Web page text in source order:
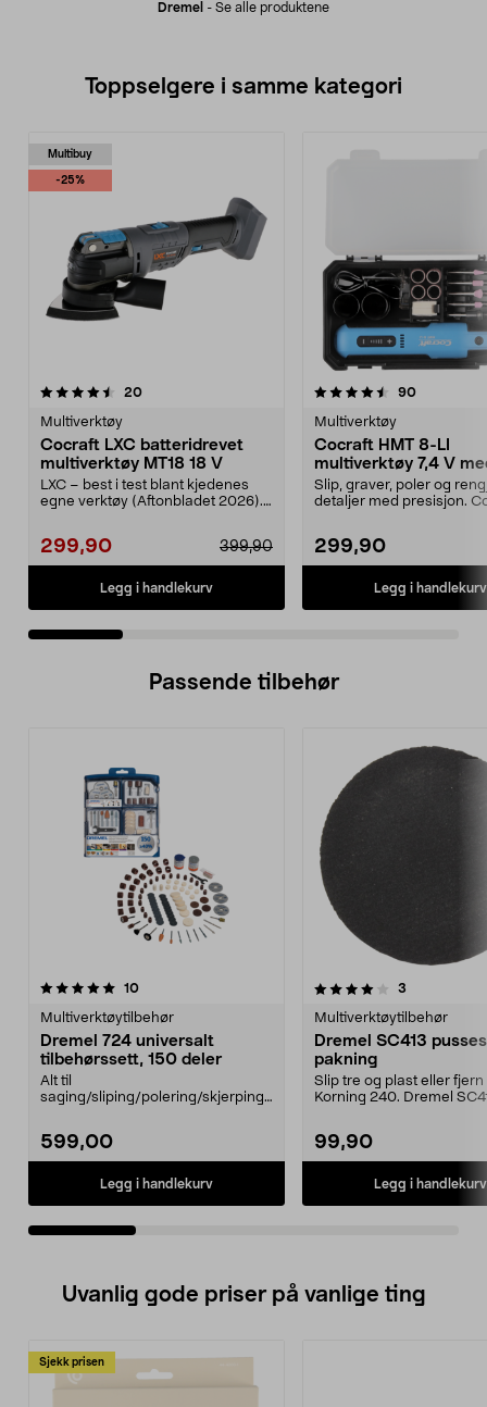
Dremel - Se alle produktene
Toppselgere i samme kategori
Multibuy
-25%
20anmeldelser
Multiverktøy
Cocraft LXC batteridrevet
multiverktøy MT18 18 V
LXC – best i test blant kjedenes
egne verktøy (Aftonbladet 2026).
299,90 399,90
Legg i handlekurv
4.5 av 5 stjerner 90
Multiverktøy
Cocraft HMT 8-LI
multiverktøy 7,4 V
tilbehør
Slip, graver, poler og
detaljer med presisjon.
299,90
Legg i handlekurv
4.5 av 5 stjerner
Passende tilbehør
10anmeldelser
Multiverktøytilbehør
Dremel 724 universalt
tilbehørssett, 150 deler
Alt til
saging/sliping/polering/skjerping
599,00
Legg i handlekurv
4.0av 5 stjerner 3
Multiverktøytilbehør
Dremel SC413
pakning
Slip tre og plast eller fjern
Korning 240. Dremel
99,90
Legg i handlekurv
5.0av 5 stjerner
Uvanlig gode priser på vanlige ting
Sjekk prisen